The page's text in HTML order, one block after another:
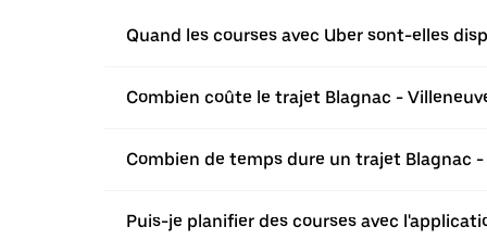
Quand les courses avec Uber sont-elles
Combien coûte le trajet Blagnac -
Combien de temps dure un trajet Blagnac -
Puis-je planifier des courses avec